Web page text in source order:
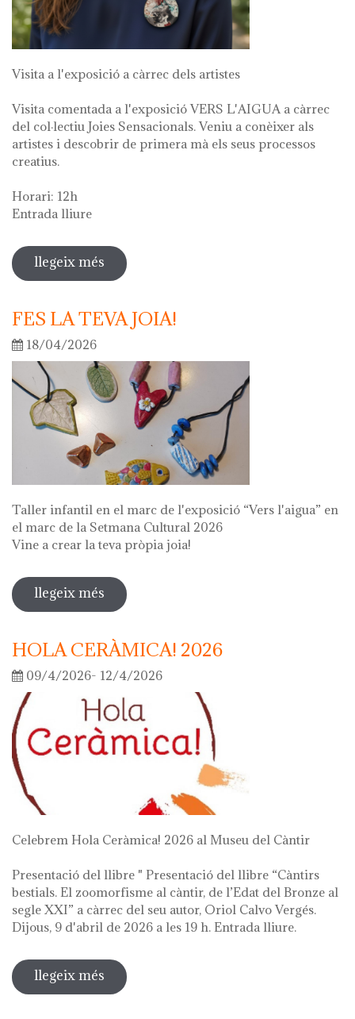
Visita a l'exposició a càrrec dels artistes
Visita comentada a l'exposició VERS L'AIGUA a càrrec
del col·lectiu Joies Sensacionals. Veniu a conèixer als
artistes i descobrir de primera mà els seus processos
creatius.
Horari: 12h
Entrada lliure
llegeix més sobre visita guiada a l'exposició "vers
l'aigua" en el marc de la setmana
FES LA TEVA JOIA!
18/04/2026
Taller infantil en el marc de l'exposició “Vers l'aigua” en
el marc de la Setmana Cultural 2026
Vine a crear la teva pròpia joia!
llegeix més sobre fes la teva joia!
HOLA CERÀMICA! 2026
09/4/2026- 12/4/2026
Celebrem Hola Ceràmica! 2026 al Museu del Càntir
Presentació del llibre " Presentació del llibre “Càntirs
bestials. El zoomorfisme al càntir, de l’Edat del Bronze al
segle XXI” a càrrec del seu autor, Oriol Calvo Vergés.
Dijous, 9 d'abril de 2026 a les 19 h. Entrada lliure.
llegeix més sobre hola ceràmica! 2026